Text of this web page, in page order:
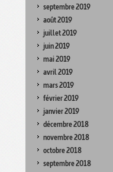
septembre 2019
août 2019
juillet 2019
juin 2019
mai 2019
avril 2019
mars 2019
février 2019
janvier 2019
décembre 2018
novembre 2018
octobre 2018
septembre 2018